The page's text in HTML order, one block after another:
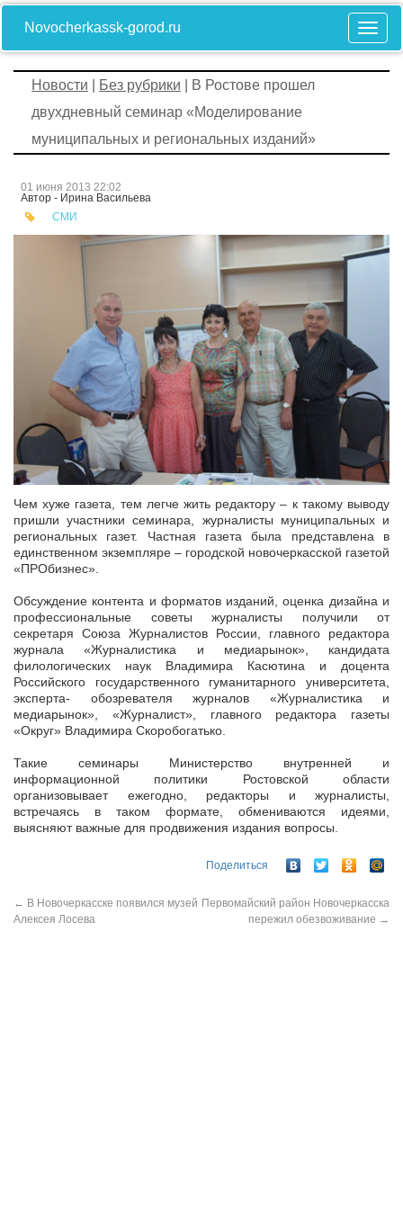
Novocherkassk-gorod.ru
Новости Без рубрики | В Ростове прошел
двухдневный семинар «Моделирование
муниципальных и региональных изданий»
01 июня 2013 22:02
Автор - Ирина Васильева
СМИ
Чем хуже газета, тем легче жить редактору – к такому выводу
пришли участники семинара, журналисты муниципальных и
региональных газет. Частная газета была представлена в
единственном экземпляре – городской новочеркасской газетой
«ПРОбизнес».
Обсуждение контента и форматов изданий, оценка дизайна и
профессиональные советы журналисты получили от
секретаря Союза Журналистов России, главного редактора
журнала «Журналистика и медиарынок», кандидата
филологических наук Владимира Касютина и доцента
Российского государственного гуманитарного университета,
эксперта- обозревателя журналов «Журналистика и
медиарынок», «Журналист», главного редактора газеты
«Округ» Владимира Скоробогатько.
Такие семинары Министерство внутренней и
информационной политики Ростовской области
организовывает ежегодно, редакторы и журналисты,
встречаясь в таком формате, обмениваются идеями,
выясняют важные для продвижения издания вопросы.
Поделиться
← В Новочеркасске появился музей
Алексея Лосева
Первомайский район Новочеркасска
пережил обезвоживание →